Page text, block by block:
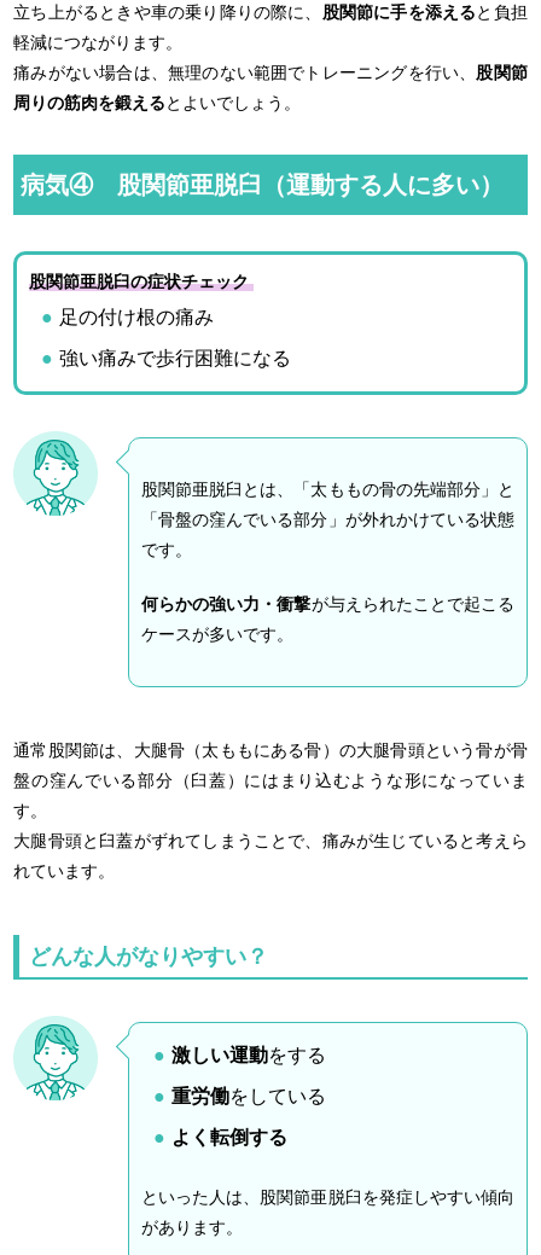
立ち上がるときや車の乗り降りの際に、 股関節に手を添えると負担
軽減につながります。
痛みがない場合は、無理のない範囲でトレーニングを行い、 股関節
周りの筋肉を鍛えるとよいでしょう。
病気④ 股関節亜脱臼（運動する人に多い）
股関節亜脱臼の症状チェック
足の付け根の痛み
強い痛みで歩行困難になる
股関節亜脱臼とは、「太ももの骨の先端部分」と
「骨盤の窪んでいる部分」が外れかけている状態
です。
何らかの強い力・衝撃が与えられたことで起こる
ケースが多いです。
通常股関節は、大腿骨（太ももにある骨）の大腿骨頭という骨が骨
盤の窪んでいる部分（臼蓋）にはまり込むような形になっていま
す。
大腿骨頭と臼蓋がずれてしまうことで、痛みが生じていると考えら
れています。
どんな人がなりやすい？
激しい運動をする
重労働をしている
よく転倒する
といった人は、股関節亜脱臼を発症しやすい傾向
があります。